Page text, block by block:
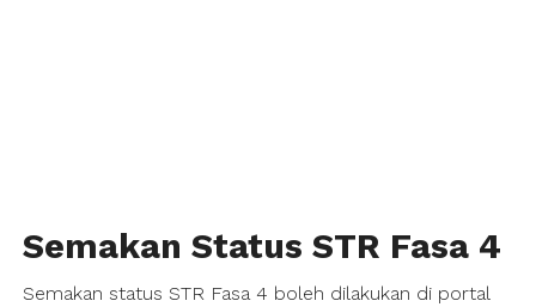
Semakan Status STR Fasa 4
Semakan status STR Fasa 4 boleh dilakukan di portal